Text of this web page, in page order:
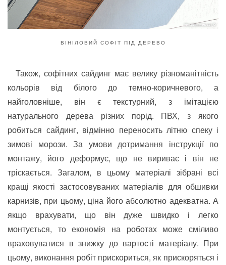
ВІНІЛОВИЙ СОФІТ ПІД ДЕРЕВО
Також, софітних сайдинг має велику різноманітність
кольорів від білого до темно-коричневого, а
найголовніше, він є текстурний, з імітацією
натурального дерева різних порід. ПВХ, з якого
робиться сайдинг, відмінно переносить літню спеку і
зимові морози. За умови дотримання інструкції по
монтажу, його деформує, що не вириває і він не
тріскається. Загалом, в цьому матеріалі зібрані всі
кращі якості застосовуваних матеріалів для обшивки
карнизів, при цьому, ціна його абсолютно адекватна. А
якщо врахувати, що він дуже швидко і легко
монтується, то економія на роботах може сміливо
враховуватися в знижку до вартості матеріалу. При
цьому, виконання робіт прискориться, як прискоряться і